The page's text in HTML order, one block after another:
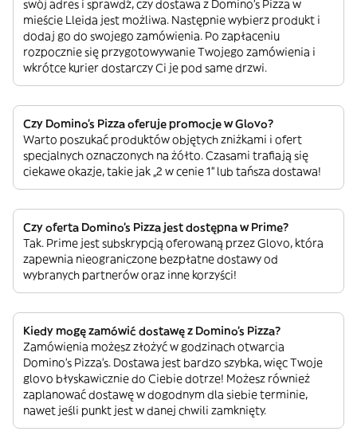
swój adres i sprawdź, czy dostawa z Domino's Pizza w
mieście Lleida jest możliwa. Następnie wybierz produkt i
dodaj go do swojego zamówienia. Po zapłaceniu
rozpocznie się przygotowywanie Twojego zamówienia i
wkrótce kurier dostarczy Ci je pod same drzwi.
Czy Domino's Pizza oferuje promocje w Glovo?
Warto poszukać produktów objętych zniżkami i ofert
specjalnych oznaczonych na żółto. Czasami trafiają się
ciekawe okazje, takie jak „2 w cenie 1” lub tańsza dostawa!
Czy oferta Domino's Pizza jest dostępna w Prime?
Tak. Prime jest subskrypcją oferowaną przez Glovo, która
zapewnia nieograniczone bezpłatne dostawy od
wybranych partnerów oraz inne korzyści!
Kiedy mogę zamówić dostawę z Domino's Pizza?
Zamówienia możesz złożyć w godzinach otwarcia
Domino's Pizza’s. Dostawa jest bardzo szybka, więc Twoje
glovo błyskawicznie do Ciebie dotrze! Możesz również
zaplanować dostawę w dogodnym dla siebie terminie,
nawet jeśli punkt jest w danej chwili zamknięty.